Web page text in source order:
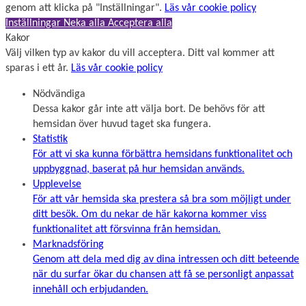
genom att klicka på "Inställningar". Läs vår cookie policy
Inställningar Neka alla Acceptera alla
Kakor
Välj vilken typ av kakor du vill acceptera. Ditt val kommer att
sparas i ett år. Läs vår cookie policy
Nödvändiga
Dessa kakor går inte att välja bort. De behövs för att
hemsidan över huvud taget ska fungera.
Statistik
För att vi ska kunna förbättra hemsidans funktionalitet och
uppbyggnad, baserat på hur hemsidan används.
Upplevelse
För att vår hemsida ska prestera så bra som möjligt under
ditt besök. Om du nekar de här kakorna kommer viss
funktionalitet att försvinna från hemsidan.
Marknadsföring
Genom att dela med dig av dina intressen och ditt beteende
när du surfar ökar du chansen att få se personligt anpassat
innehåll och erbjudanden.